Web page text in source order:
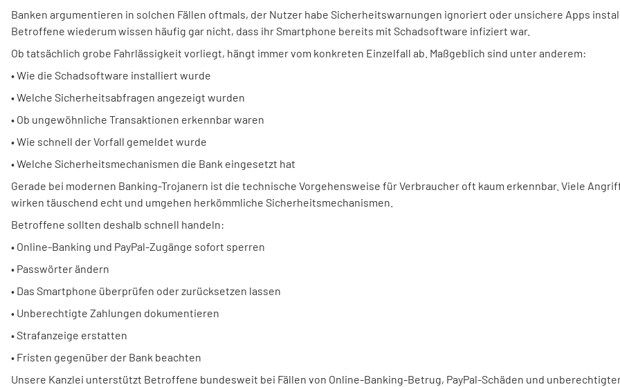
Banken argumentieren in solchen Fällen oftmals, der Nutzer habe Sicherheitswarnungen ignoriert oder unsichere Apps
Betroffene wiederum wissen häufig gar nicht, dass ihr Smartphone bereits mit Schadsoftware infiziert war.
Ob tatsächlich grobe Fahrlässigkeit vorliegt, hängt immer vom konkreten Einzelfall ab. Maßgeblich sind unter anderem:
• Wie die Schadsoftware installiert wurde
• Welche Sicherheitsabfragen angezeigt wurden
• Ob ungewöhnliche Transaktionen erkennbar waren
• Wie schnell der Vorfall gemeldet wurde
• Welche Sicherheitsmechanismen die Bank eingesetzt hat
Gerade bei modernen Banking-Trojanern ist die technische Vorgehensweise für Verbraucher oft kaum erkennbar. Viele
wirken täuschend echt und umgehen herkömmliche Sicherheitsmechanismen.
Betroffene sollten deshalb schnell handeln:
• Online-Banking und PayPal-Zugänge sofort sperren
• Passwörter ändern
• Das Smartphone überprüfen oder zurücksetzen lassen
• Unberechtigte Zahlungen dokumentieren
• Strafanzeige erstatten
• Fristen gegenüber der Bank beachten
Unsere Kanzlei unterstützt Betroffene bundesweit bei Fällen von Online-Banking-Betrug, PayPal-Schäden und